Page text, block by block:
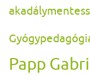
Papp